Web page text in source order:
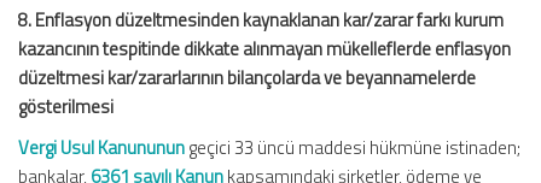
8. Enflasyon düzeltmesinden kaynaklanan kar/zarar farkı kurum
kazancının tespitinde dikkate alınmayan mükelleflerde enflasyon
düzeltmesi kar/zararlarının bilançolarda ve beyannamelerde
gösterilmesi
Vergi Usul Kanununungeçici 33 üncü maddesi hükmüne istinaden;
bankalar, 6361 sayılı Kanunkapsamındaki şirketler, ödeme ve